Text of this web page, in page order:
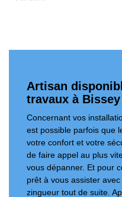
Artisan
travaux à
Concernant vos
est possible parfois que
votre confort et votre
de faire appel au plus
vous dépanner. Et pour
prêt à vous assister
zingueur tout de suite.